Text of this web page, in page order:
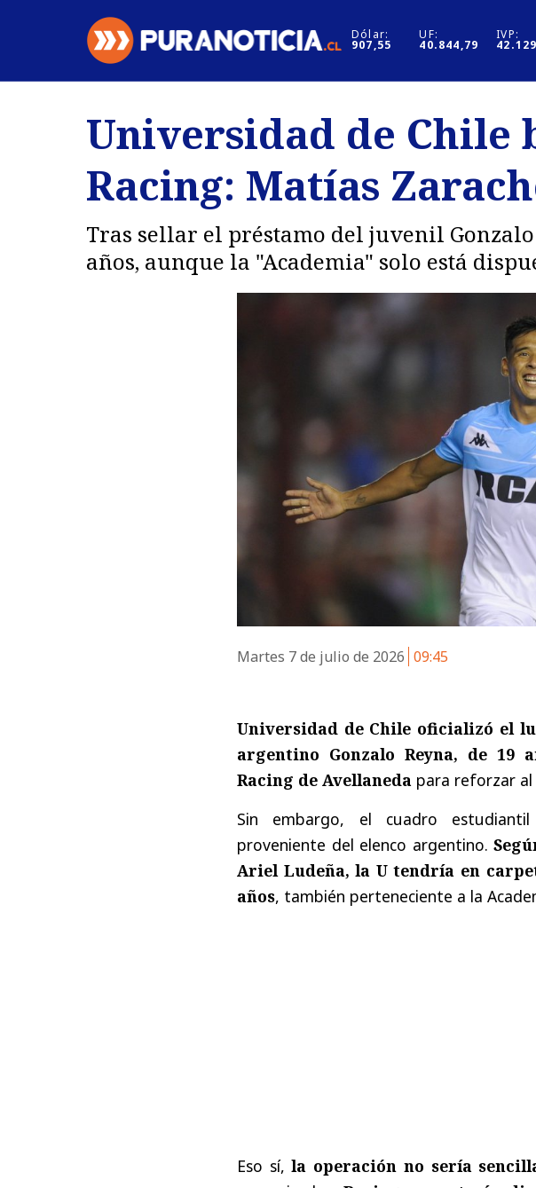
Dólar:
907,55
UF:
40.844,79
IVP:
Regiones
Deportes
Internacional
Motores
Universidad de Chile
Racing: Matías
Tras sellar el préstamo del juvenil
años, aunque la "Academia" solo está
Martes 7 de julio de 2026 09:45
Universidad de Chile oficializó el
argentino Gonzalo Reyna, de 19
Racing de Avellaneda para reforzar
Sin embargo, el cuadro
proveniente del elenco argentino.
Ariel Ludeña, la U tendría en
años, también perteneciente a la
Eso sí,la operación no sería